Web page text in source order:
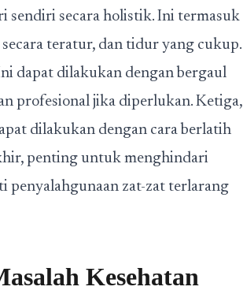
sendiri secara holistik. Ini termasuk
teratur, dan tidur yang cukup.
dapat dilakukan dengan bergaul
profesional jika diperlukan. Ketiga,
dilakukan dengan cara berlatih
penting untuk menghindari
penyalahgunaan zat-zat terlarang
Kesehatan